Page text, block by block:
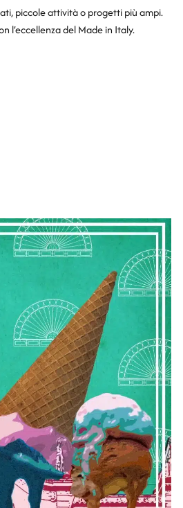
piccole attività o progetti più ampi.
l’eccellenza del Made in Italy.